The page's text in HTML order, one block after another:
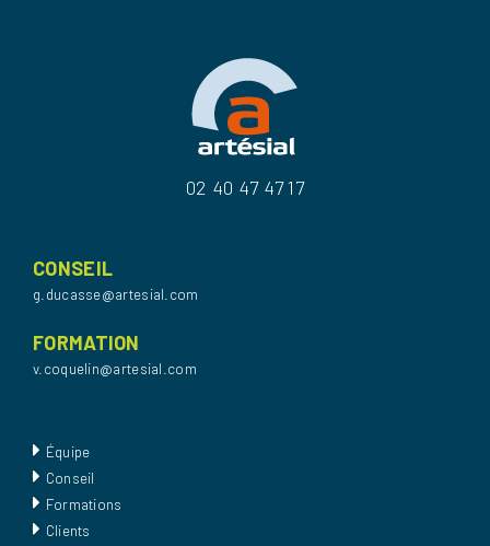
02 40 47 47 17
CONSEIL
g.ducasse@artesial.com
FORMATION
v.coquelin@artesial.com
Équipe
Conseil
Formations
Clients